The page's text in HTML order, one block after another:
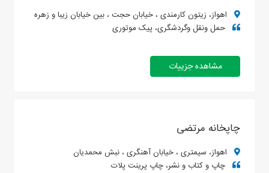
اهواز، زیتون کارمندی ، خیابان حجت ، بین خیابان زیبا و زهره
حمل ونقل وگردشگری، پیک موتوری
مشاهده جزییات
چاپخانه مرتضی
اهواز، سیمتری ، خیابان آهنگری ، نبش محمدیان
چاپ و کتاب و نشر، چاپ پرینت پلات